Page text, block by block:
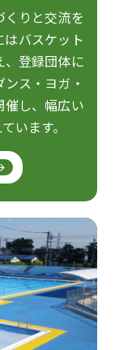
りと交流を
バスケット
、登録団体に
ス・ヨガ・
催し、幅広い
います。